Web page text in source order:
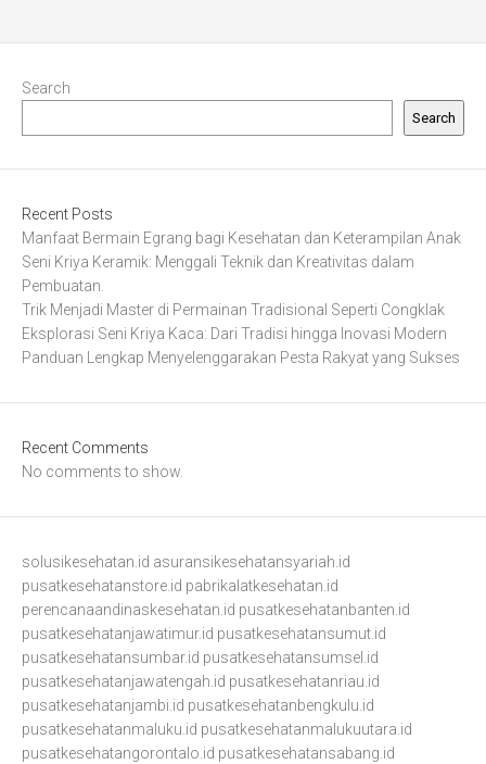
Search
Search
Recent Posts
Manfaat Bermain Egrang bagi Kesehatan dan Keterampilan Anak
Seni Kriya Keramik: Menggali Teknik dan Kreativitas dalam
Pembuatan.
Trik Menjadi Master di Permainan Tradisional Seperti Congklak
Eksplorasi Seni Kriya Kaca: Dari Tradisi hingga Inovasi Modern
Panduan Lengkap Menyelenggarakan Pesta Rakyat yang Sukses
Recent Comments
No comments to show.
solusikesehatan.id asuransikesehatansyariah.id
pusatkesehatanstore.id pabrikalatkesehatan.id
perencanaandinaskesehatan.id pusatkesehatanbanten.id
pusatkesehatanjawatimur.id pusatkesehatansumut.id
pusatkesehatansumbar.id pusatkesehatansumsel.id
pusatkesehatanjawatengah.id pusatkesehatanriau.id
pusatkesehatanjambi.id pusatkesehatanbengkulu.id
pusatkesehatanmaluku.id pusatkesehatanmalukuutara.id
pusatkesehatangorontalo.id pusatkesehatansabang.id